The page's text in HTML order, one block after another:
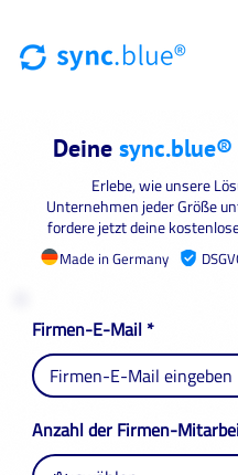
Deine sync.blue®
Erlebe, wie unsere
Unternehmen jeder Größe
fordere jetzt deine
Made in Germany
Firmen-E-Mail
Anzahl der Firmen-